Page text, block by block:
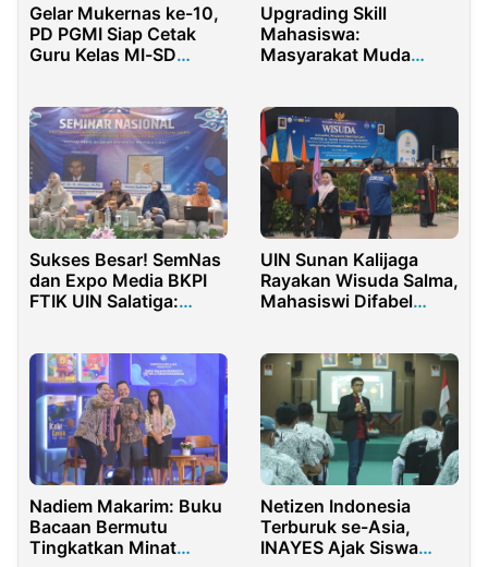
Gelar Mukernas ke-10,
PD PGMI Siap Cetak
Guru Kelas MI-SD
Upgrading Skill
Mahasiswa:
Masyarakat Muda
Moderasi Beragama
Sukses Besar! SemNas
dan Expo Media BKPI
FTIK UIN Salatiga:
UIN Sunan Kalijaga
Rayakan Wisuda Salma,
Mahasiswi Difabel
Nadiem Makarim: Buku
Bacaan Bermutu
Tingkatkan Minat
Netizen Indonesia
Terburuk se-Asia,
INAYES Ajak Siswa